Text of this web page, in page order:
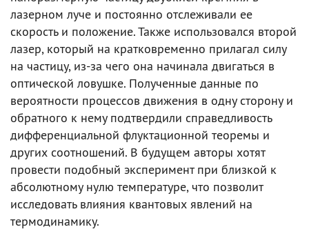
лазерном луче и постоянно отслеживали ее
скорость и положение. Также использовался второй
лазер, который на кратковременно прилагал силу
на частицу, из-за чего она начинала двигаться в
оптической ловушке. Полученные данные по
вероятности процессов движения в одну сторону и
обратного к нему подтвердили справедливость
дифференциальной флуктационной теоремы и
других соотношений. В будущем авторы хотят
провести подобный эксперимент при близкой к
абсолютному нулю температуре, что позволит
исследовать влияния квантовых явлений на
термодинамику.